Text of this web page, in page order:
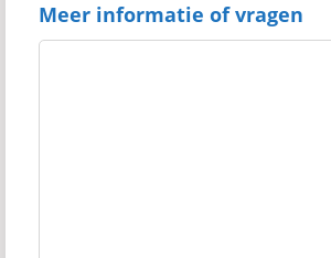
Meer informatie of vragen